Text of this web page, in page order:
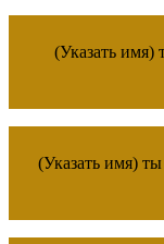
(Указать
(Указать имя)